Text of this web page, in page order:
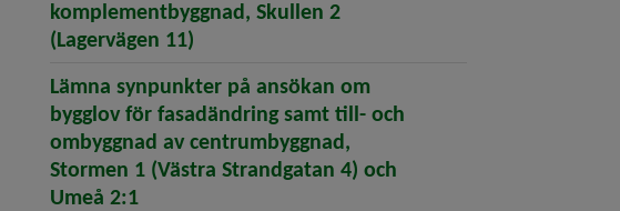
komplementbyggnad, Skullen 2
(Lagervägen 11)
Lämna synpunkter på ansökan om
bygglov för fasadändring samt till- och
ombyggnad av centrumbyggnad,
Stormen 1 (Västra Strandgatan 4) och
Umeå 2:1(öppnar artikeln Lämna synpunkter på ansökan